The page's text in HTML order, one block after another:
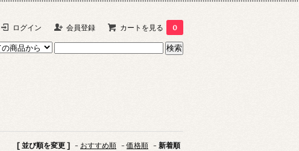
ログイン 会員登録 カートを見る 0
[ 並び順を変更 ] - おすすめ順 -価格順 - 新着順